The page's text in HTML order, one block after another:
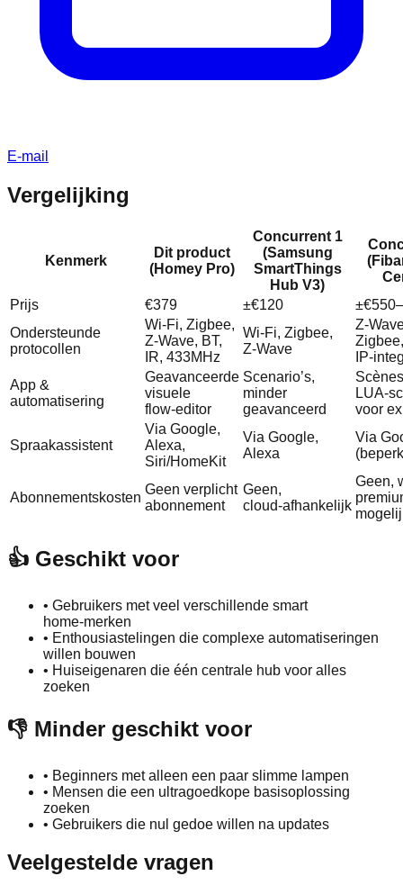
E-mail
Vergelijking
Kenmerk
Dit product
(Homey Pro)
Concurrent 1
(Samsung
SmartThings
Hub V3)
Prijs
€379 ±€120
Ondersteunde
protocollen
Wi‑Fi, Zigbee,
Z‑Wave, BT,
IR, 433MHz
Wi‑Fi, Zigbee,
Z‑Wave
Zigbee,
App &
automatisering
Geavanceerde
visuele
flow‑editor
Scenario’s,
minder
geavanceerd
voor
Spraakassistent
Via Google,
Alexa,
Siri/HomeKit
Via Google,
Alexa
Via
Abonnementskosten
Geen verplicht
abonnement
Geen,
cloud‑afhankelijk
Geen,
👍 Geschikt voor
• Gebruikers met veel verschillende smart
home‑merken
• Enthousiastelingen die complexe automatiseringen
willen bouwen
• Huiseigenaren die één centrale hub voor alles
zoeken
👎 Minder geschikt voor
• Beginners met alleen een paar slimme lampen
• Mensen die een ultragoedkope basisoplossing
zoeken
• Gebruikers die nul gedoe willen na updates
Veelgestelde vragen